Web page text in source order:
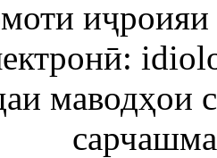
иҷроияи
маводҳои